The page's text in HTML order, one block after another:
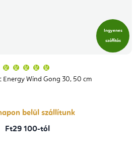
Ingyenes
szállítás
Energy Wind Gong 30, 50 cm
átlagos
értékelése
csillag.
belül szállítunk
Ft29 100-tól